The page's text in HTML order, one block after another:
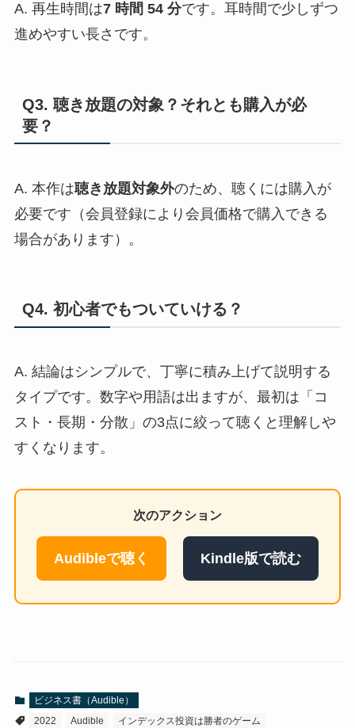
A. 再生時間は7 時間 54 分です。耳時間で少しずつ
進めやすい長さです。
Q3. 聴き放題の対象？それとも購入が必
要？
A. 本作は聴き放題対象外のため、聴くには購入が
必要です（会員登録により会員価格で購入できる
場合があります）。
Q4. 初心者でもついていける？
A. 結論はシンプルで、丁寧に積み上げて説明する
タイプです。数字や用語は出ますが、最初は「コ
スト・長期・分散」の3点に絞って聴くと理解しや
すくなります。
次のアクション
Audibleで聴く Kindle版で読む
ビジネス書（Audible）
2022
Audible
インデックス投資は勝者のゲーム